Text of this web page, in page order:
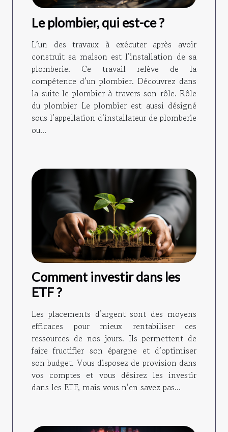
Le plombier, qui est-ce ?
L’un des travaux à exécuter après avoir
construit sa maison est l’installation de sa
plomberie. Ce travail relève de la
compétence d’un plombier. Découvrez dans
la suite le plombier à travers son rôle. Rôle
du plombier Le plombier est aussi désigné
sous l’appellation d’installateur de plomberie
ou...
Comment investir dans les
ETF ?
Les placements d’argent sont des moyens
efficaces pour mieux rentabiliser ces
ressources de nos jours. Ils permettent de
faire fructifier son épargne et d’optimiser
son budget. Vous disposez de provision dans
vos comptes et vous désirez les investir
dans les ETF, mais vous n’en savez pas...